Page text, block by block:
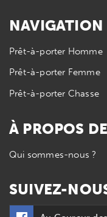
NAVIGATION
Prêt-à-porter Homme
Prêt-à-porter Femme
Prêt-à-porter Chasse
À PROPOS
Qui sommes-nous ?
SUIVEZ-